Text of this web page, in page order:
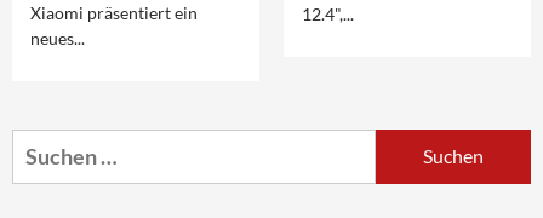
Xiaomi präsentiert ein
neues...
12.4",...
Suchen
nach:
News aus dem Internet